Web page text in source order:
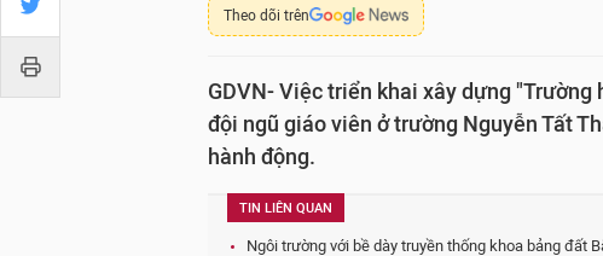
Theo dõi trên
GDVN- Việc triển khai xây dựng
đội ngũ giáo viên ở trường Nguyễn Tất
hành động.
TIN LIÊN QUAN
Ngôi trường với bề dày truyền thống khoa bảng đất